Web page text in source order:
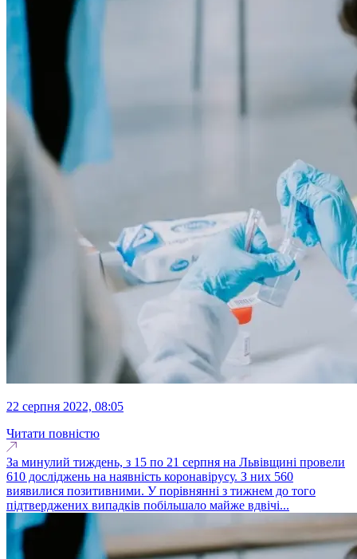
22 серпня 2022, 08:05
Читати повністю
За минулий тиждень, з 15 по 21 серпня на Львівщині провели
610 досліджень на наявність коронавірусу. З них 560
виявилися позитивними. У порівнянні з тижнем до того
підтверджених випадків побільшало майже вдвічі...